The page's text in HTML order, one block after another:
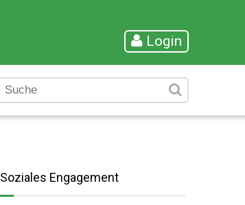
Login
Soziales Engagement